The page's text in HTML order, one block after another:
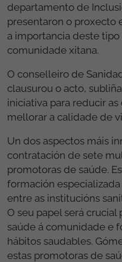
departamento de
presentaron o proxecto
a importancia deste
comunidade xitana.
O conselleiro de
clausurou o acto,
iniciativa para reducir
mellorar a calidade de
Un dos aspectos máis
contratación de sete
promotoras de saúde.
formación
entre as institucións
O seu papel será crucial
saúde á comunidade e
hábitos saudables.
estas promotoras de